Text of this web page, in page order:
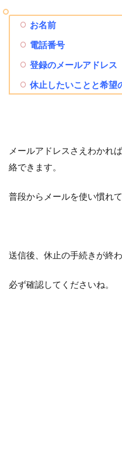
お名前
電話番号
登録のメールアドレス
休止したいことと希望
メールアドレスさえわかれ
絡できます。
普段からメールを使い慣れ
送信後、休止の手続きが終
必ず確認してくださいね。